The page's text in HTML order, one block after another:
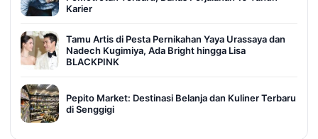
Karier
Tamu Artis di Pesta Pernikahan Yaya Urassaya dan
Nadech Kugimiya, Ada Bright hingga Lisa
BLACKPINK
Pepito Market: Destinasi Belanja dan Kuliner Terbaru
di Senggigi